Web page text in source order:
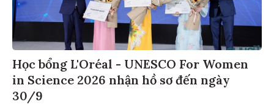
Học bổng L'Oréal - UNESCO For Women
in Science 2026 nhận hồ sơ đến ngày
30/9